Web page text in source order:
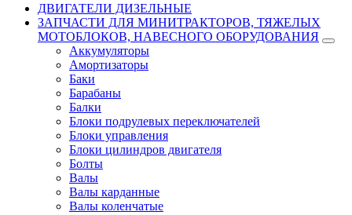
ДВИГАТЕЛИ ДИЗЕЛЬНЫЕ
ЗАПЧАСТИ ДЛЯ МИНИТРАКТОРОВ, ТЯЖЕЛЫХ
МОТОБЛОКОВ, НАВЕСНОГО ОБОРУДОВАНИЯ
Аккумуляторы
Амортизаторы
Баки
Барабаны
Балки
Блоки подрулевых переключателей
Блоки управления
Блоки цилиндров двигателя
Болты
Валы
Валы карданные
Валы коленчатые